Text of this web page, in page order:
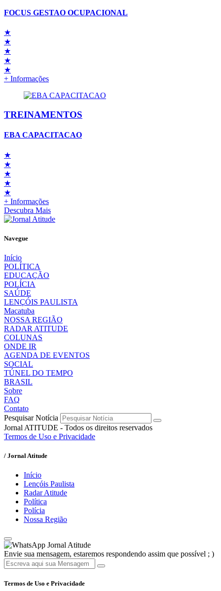
FOCUS GESTAO OCUPACIONAL
★
★
★
★
★
+ Informações
TREINAMENTOS
EBA CAPACITACAO
★
★
★
★
★
+ Informações
Descubra Mais
Navegue
Início
POLÍTICA
EDUCAÇÃO
POLÍCIA
SAÚDE
LENÇÓIS PAULISTA
Macatuba
NOSSA REGIÃO
RADAR ATITUDE
COLUNAS
ONDE IR
AGENDA DE EVENTOS
SOCIAL
TÚNEL DO TEMPO
BRASIL
Sobre
FAQ
Contato
Pesquisar Notícia
Jornal ATITUDE - Todos os direitos reservados
Termos de Uso e Privacidade
/ Jornal Atitude
Início
Lençóis Paulista
Radar Atitude
Política
Polícia
Nossa Região
Jornal Atitude
Envie sua mensagem, estaremos respondendo assim que possível ; )
Termos de Uso e Privacidade